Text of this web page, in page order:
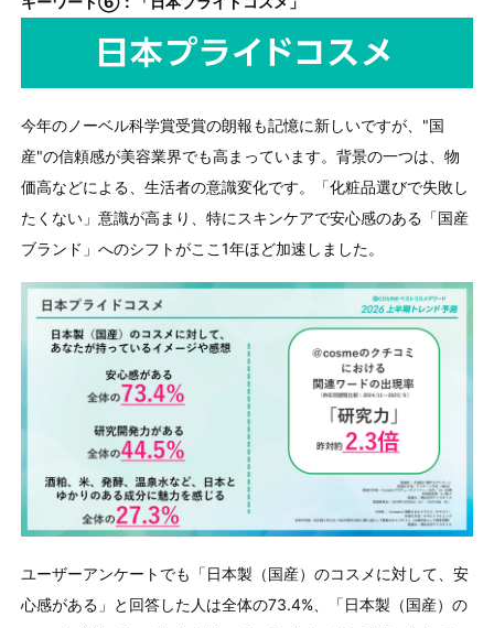
今年のノーベル科学賞受賞の朗報も記憶に新しいですが、"国
産"の信頼感が美容業界でも高まっています。背景の一つは、物
価高などによる、生活者の意識変化です。「化粧品選びで失敗し
たくない」意識が高まり、特にスキンケアで安心感のある「国産
ブランド」へのシフトがここ 1年ほど加速しました。
ユーザーアンケートでも「日本製（国産）のコスメに対して、安
心感がある」と回答した人は全体の73.4%、「日本製（国産）の